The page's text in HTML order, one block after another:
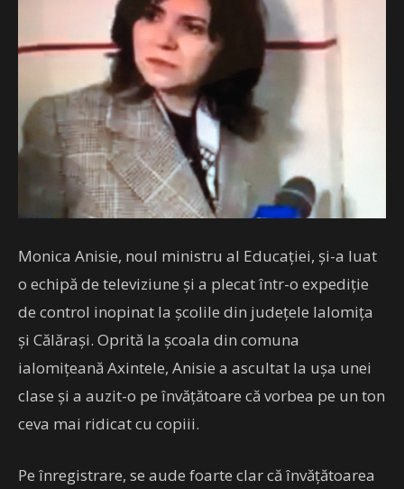
Monica Anisie, noul ministru al Educației, și-a luat
o echipă de televiziune și a plecat într-o expediție
de control inopinat la școlile din județele Ialomița
și Călărași. Oprită la școala din comuna
ialomițeană Axintele, Anisie a ascultat la uşa unei
clase şi a auzit-o pe învăţătoare că vorbea pe un ton
ceva mai ridicat cu copiii.
Pe înregistrare, se aude foarte clar că învăţătoarea